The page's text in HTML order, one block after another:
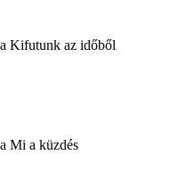
Kifutunk az időből
Mi a küzdés